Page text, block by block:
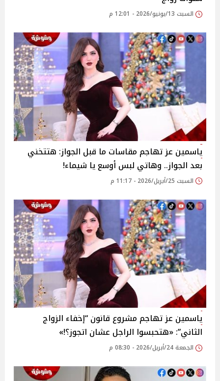
السبت 13/يونيو/2026 - 12:01 م
ياسمين عز تهاجم مقاسات ما قبل الجواز: هتتخني
بعد الجواز.. وهاتي لبس أوسع يا شيماء!
السبت 25/أبريل/2026 - 11:17 م
ياسمين عز تهاجم مشروع قانون “إخفاء الزواج
الثاني”: «هتحبسوا الراجل عشان اتجوز؟!»
الجمعة 24/أبريل/2026 - 08:30 م